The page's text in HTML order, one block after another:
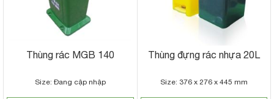
Thùng rác MGB 140
Size: Đang cập nhập
Thùng đựng rác nhựa 20L
Size: 376 x 276 x 445 mm